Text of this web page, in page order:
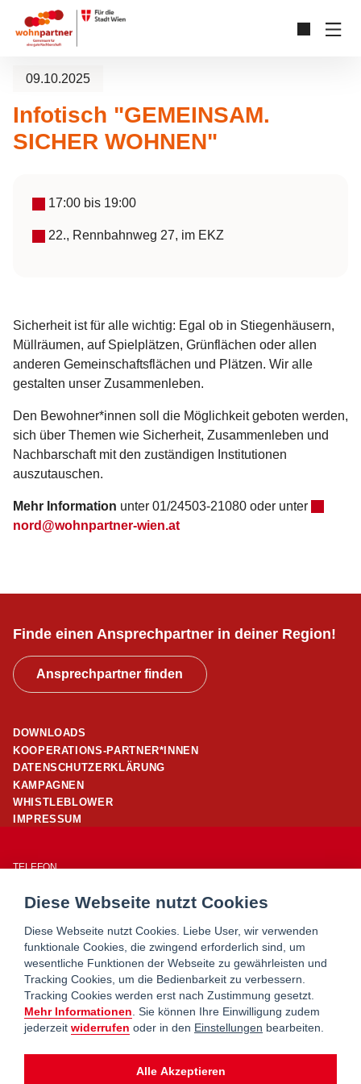
Zum Hauptinhalt springen
Skip to page footer
09.10.2025
Infotisch "GEMEINSAM.
SICHER WOHNEN"
17:00 bis 19:00
22., Rennbahnweg 27, im EKZ
Sicherheit ist für alle wichtig: Egal ob in Stiegenhäusern,
Müllräumen, auf Spielplätzen, Grünflächen oder allen
anderen Gemeinschaftsflächen und Plätzen. Wir alle
gestalten unser Zusammenleben.
Den Bewohner*innen soll die Möglichkeit geboten werden,
sich über Themen wie Sicherheit, Zusammenleben und
Nachbarschaft mit den zuständigen Institutionen
auszutauschen.
Mehr Information unter 01/24503-21080 oder unter
nord@wohnpartner-wien.at
Finde einen Ansprechpartner in deiner Region!
Ansprechpartner finden
DOWNLOADS
KOOPERATIONS-PARTNER*INNEN
DATENSCHUTZERKLÄRUNG
KAMPAGNEN
WHISTLEBLOWER
IMPRESSUM
TELEFON
E-MAIL
WOHNSERVICE WIEN
WOHNBERATUNG WIEN
MIETERHILFE
wohnpartner ist ein Service von
Diese Webseite nutzt Cookies
Diese Webseite nutzt Cookies. Liebe User, wir verwenden
funktionale Cookies, die zwingend erforderlich sind, um
wesentliche Funktionen der Webseite zu gewährleisten und
Tracking Cookies, um die Bedienbarkeit zu verbessern.
Tracking Cookies werden erst nach Zustimmung gesetzt.
Mehr Informationen . Sie können Ihre Einwilligung zudem
jederzeit widerrufen oder in den Einstellungen bearbeiten.
Alle Akzeptieren